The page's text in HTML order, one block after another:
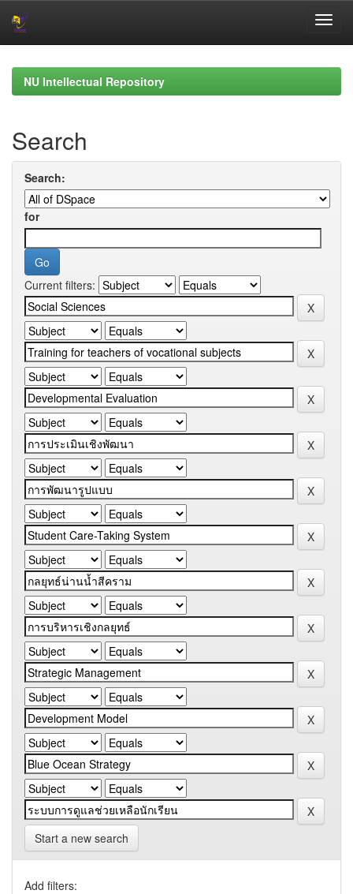
navigationNU Intellectual Repository
Search
Search:
for
Current filters:
Start a new search
Add filters: